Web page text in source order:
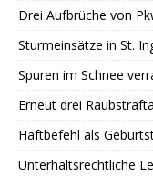
Drei Aufbrüche von
Sturmeinsätze in St.
Spuren im Schnee
Erneut drei
Haftbefehl als
Unterhaltsrechtliche